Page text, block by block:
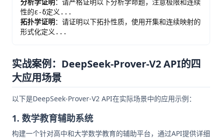
分析学证明 ：请严格证明以下分析学命题，注意极限和连续
性的ε-δ定义...
拓扑学证明 ：请证明以下拓扑性质，使用开集和连续映射的
形式化定义...
实战案例：DeepSeek-Prover-V2 API的四
大应用场景
以下是DeepSeek-Prover-V2 API在实际场景中的应用示例：
1. 数学教育辅助系统
构建一个针对高中和大学数学教育的辅助平台，通过API提供详细